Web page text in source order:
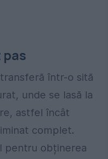
într-o sită
unde se lasă la
astfel încât
complet.
pentru obținerea